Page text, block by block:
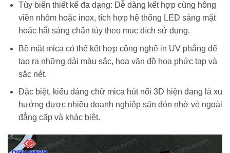
Tùy biến thiết kế đa dạng: Dễ dàng kết hợp cùng hông
viền nhôm hoặc inox, tích hợp hệ thống LED sáng mặt
hoặc hắt sáng chân tùy theo mục đích sử dụng.
Bề mặt mica có thể kết hợp công nghệ in UV phẳng để
tạo ra những dải màu sắc, hoa văn đồ họa phức tạp và
sắc nét.
Đặc biệt, kiểu dáng chữ mica hút nổi 3D hiện đang là xu
hướng được nhiều doanh nghiệp săn đón nhờ vẻ ngoài
đẳng cấp và khác biệt.